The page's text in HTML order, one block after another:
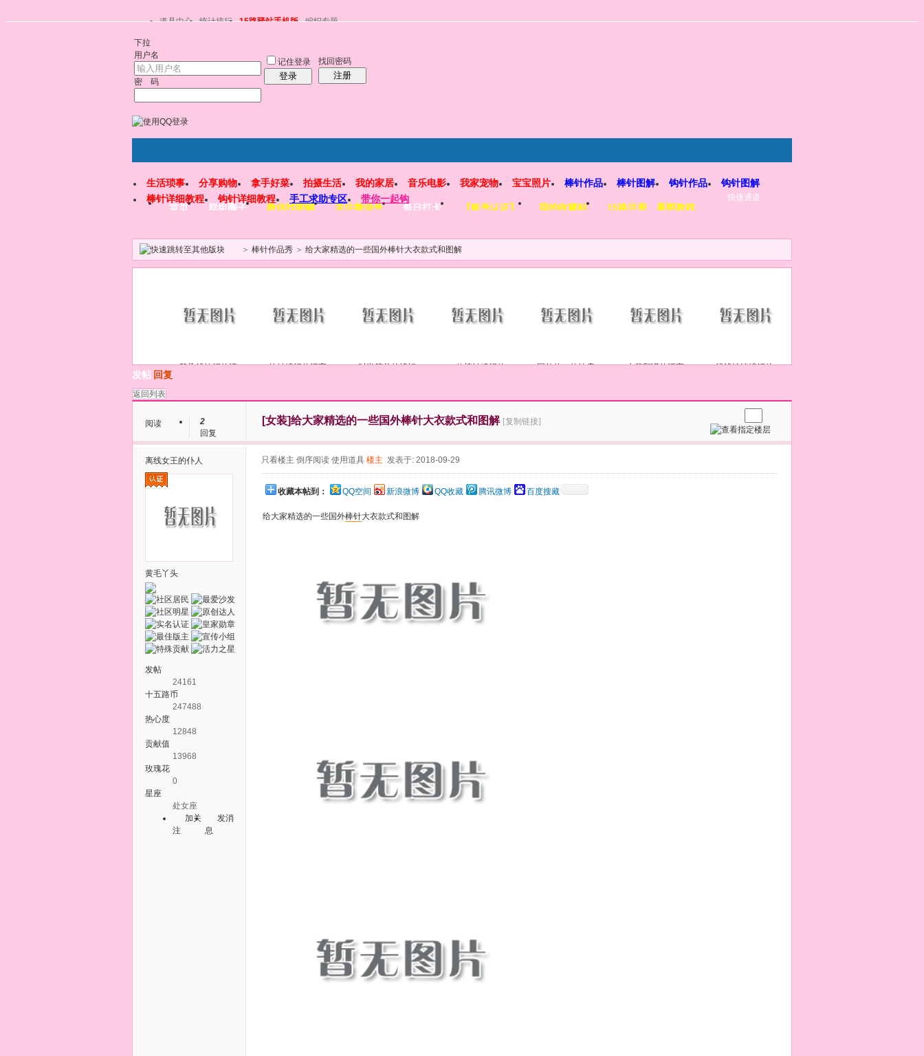
道具中心 统计排行 15路驿站手机版 编织专题
下拉
用户名
密 码
记住登录
登录
找回密码
注册
快捷通道
首页 群组圈子 教你找图解 关注微信号 每日打卡 【账号认证】 我的收藏贴 15路注册、看图教程
生活琐事 分享购物 拿手好菜 拍摄生活 我的家居 音乐电影 我家宠物 宝宝照片 棒针作品 棒针图解 钩针作品
钩针图解
棒针详细教程
钩针详细教程 手工求助专区 带你一起钩
> 棒针作品秀 > 给大家精选的一些国外棒针大衣款式和图解
段染线钩织的漂 钩针编织的漂亮 时尚简单的蝙蝠 一款棒针编织的 国外的一款披肩 水若翻译的漂亮 浅浅淡淡编织的
发帖 回复
返回列表
阅读
2
回复
[女装]给大家精选的一些国外棒针大衣款式和图解 [复制链接]
离线女王的仆人
黄毛丫头
发帖
24161
十五路币
247488
热心度
12848
贡献值
13968
玫瑰花
0
星座
处女座
加关
注
发消
息
只看楼主 倒序阅读 使用道具 楼主 发表于: 2018-09-29
收藏本帖到： QQ空间 新浪微博 QQ收藏 腾讯微博 百度搜藏
给大家精选的一些国外棒针大衣款式和图解